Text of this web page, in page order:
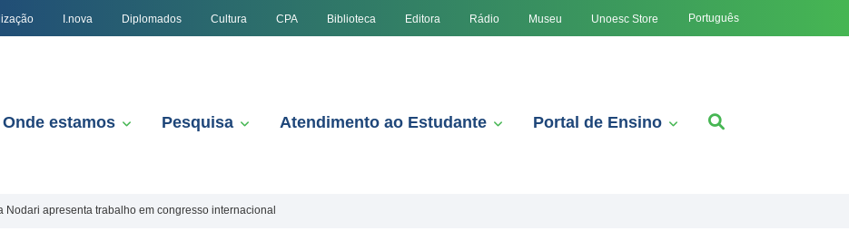
I.nova Diplomados Cultura CPA Biblioteca Editora Rádio Museu Unoesc Store Português
Onde estamos Pesquisa Atendimento ao Estudante Portal de Ensino
Nodari apresenta trabalho em congresso internacional